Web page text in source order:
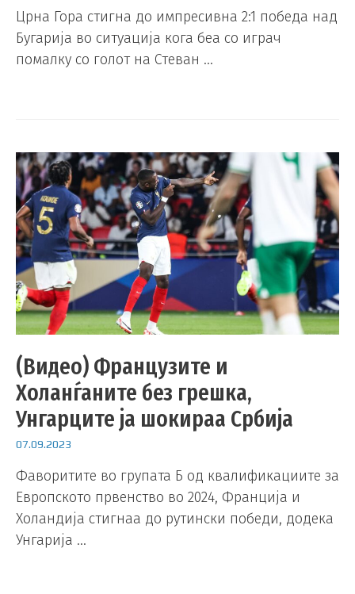
Црна Гора стигна до импресивна 2:1 победа над
Бугарија во ситуација кога беа со играч
помалку со голот на Стеван …
(Видео) Французите и
Холанѓаните без грешка,
Унгарците ја шокираа Србија
07.09.2023
Фаворитите во групата Б од квалификациите за
Европското првенство во 2024, Франција и
Холандија стигнаа до рутински победи, додека
Унгарија …